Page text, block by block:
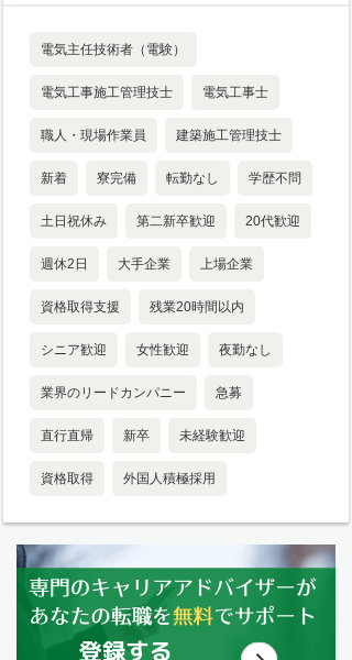
電気主任技術者（電験）
電気工事施工管理技士 電気工事士
職人・現場作業員 建築施工管理技士
新着 寮完備 転勤なし 学歴不問
土日祝休み 第二新卒歓迎 20代歓迎
週休2日 大手企業 上場企業
資格取得支援 残業20時間以内
シニア歓迎 女性歓迎 夜勤なし
業界のリードカンパニー 急募
直行直帰 新卒 未経験歓迎
資格取得 外国人積極採用